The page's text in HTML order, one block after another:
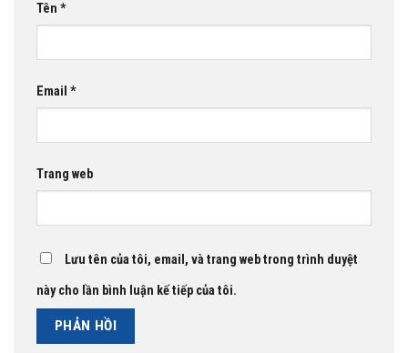
Tên *
Email *
Trang web
Lưu tên của tôi, email, và trang web trong trình duyệt
này cho lần bình luận kế tiếp của tôi.